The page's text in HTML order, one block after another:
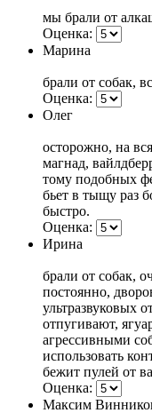
мы брали от
Оценка:
Марина
брали от собак,
Оценка:
Олег
осторожно, на
магнад,
тому подобных
бьет в тыщу раз
быстро.
Оценка:
Ирина
брали от собак,
постоянно,
ультразвуковых
отпугивают,
агрессивными
использовать
бежит пулей от
Оценка:
Максим